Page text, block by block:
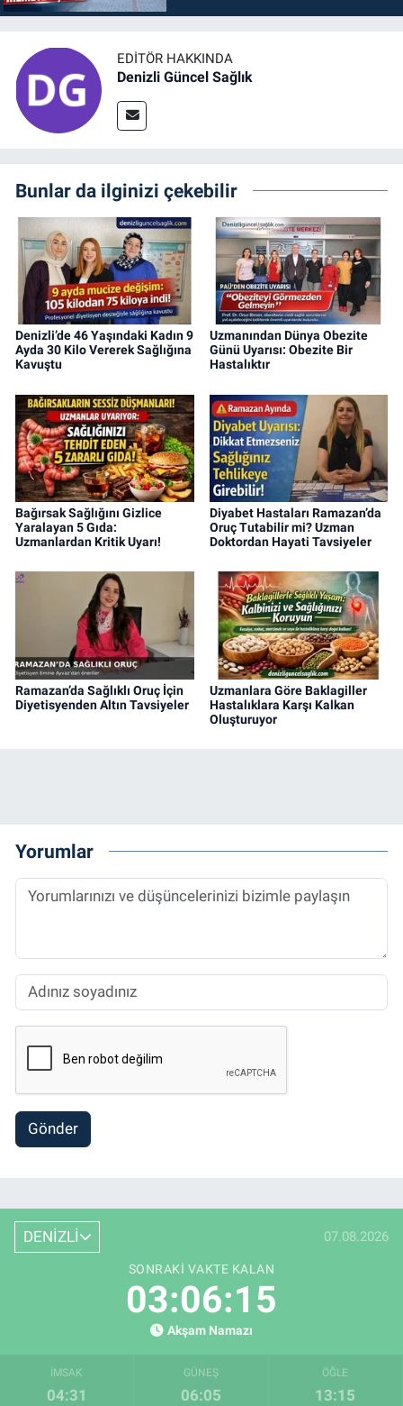
EDITÖR HAKKINDA
Denizli Güncel Sağlık
Bunlar da ilginizi çekebilir
Denizli’de 46 Yaşındaki Kadın 9
Ayda 30 Kilo Vererek Sağlığına
Kavuştu
Uzmanından Dünya Obezite
Günü Uyarısı: Obezite Bir
Hastalıktır
Bağırsak Sağlığını Gizlice
Yaralayan 5 Gıda:
Uzmanlardan Kritik Uyarı!
Diyabet Hastaları Ramazan’da
Oruç Tutabilir mi? Uzman
Doktordan Hayati Tavsiyeler
Ramazan’da Sağlıklı Oruç İçin
Diyetisyenden Altın Tavsiyeler
Uzmanlara Göre Baklagiller
Hastalıklara Karşı Kalkan
Oluşturuyor
Yorumlar
Gönder
DENİZLİ 07.08.2026
SONRAKI VAKTE KALAN
03:06:14
Akşam Namazı
İMSAK
04:31
GÜNEŞ
06:05
ÖĞLE
13:15